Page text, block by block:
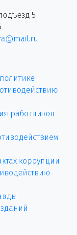
5
работников
коррупции